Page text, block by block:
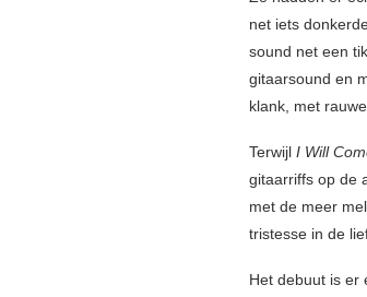
net iets
sound net een
gitaarsound en
klank, met
Terwijl I Will
gitaarriffs op de
met de meer
tristesse in de
Het debuut is er